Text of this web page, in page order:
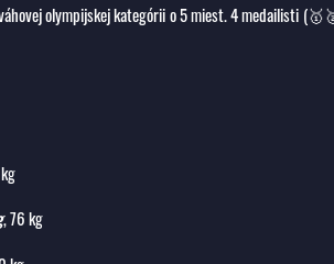
olympijskej kategórii o 5 miest. 4 medailisti
, 76 kg